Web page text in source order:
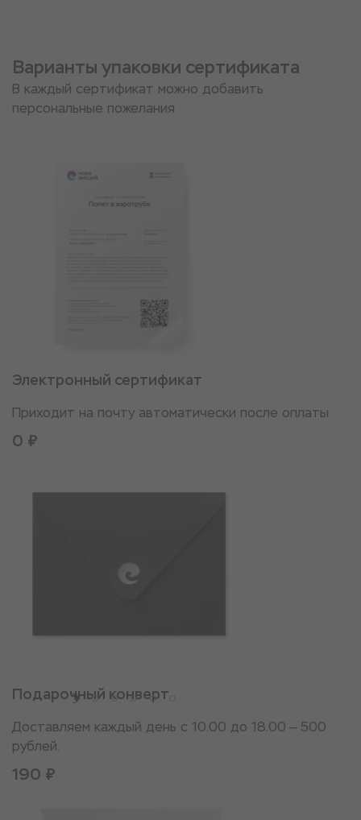
Варианты упаковки сертификата
В каждый сертификат можно добавить
персональные пожелания
Электронный сертификат
Приходит на почту автоматически после оплаты
0 ₽
Подарочный конверт
Доставляем каждый день с 10.00 до 18.00 — 500
рублей.
190 ₽